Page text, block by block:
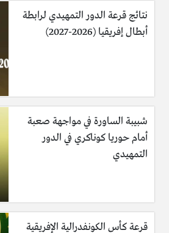
نتائج قرعة الدور التمهيدي لرابطة
أبطال إفريقيا (2026-2027)
شبيبة الساورة في مواجهة صعبة
أمام حوريا كوناكري في الدور
التمهيدي
قرعة كأس الكونفدرالية الإفريقية